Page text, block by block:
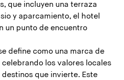
que incluyen una terraza
y aparcamiento, el hotel
un punto de encuentro
define como una marca de
los valores locales
que invierte. Este